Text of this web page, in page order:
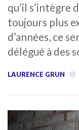
qu’il s’intègre
toujours plus
d’années, ce
délégué à des
LAURENCE GRUN